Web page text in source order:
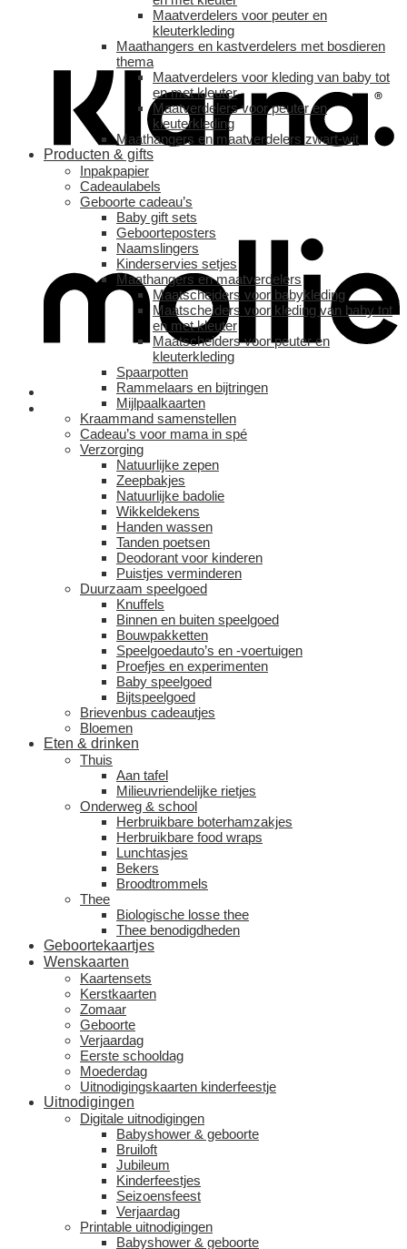
Maatverdelers voor peuter en
kleuterkleding
Maathangers en kastverdelers met bosdieren
thema
Maatverdelers voor kleding van baby tot
en met kleuter
Maatverdelers voor peuter en
kleuterkleding
Maathangers en maatverdelers zwart-wit
Producten & gifts
Inpakpapier
Cadeaulabels
Geboorte cadeau’s
Baby gift sets
Geboorteposters
Naamslingers
Kinderservies setjes
Maathangers en maatverdelers
Maatscheiders voor babykleding
Maatscheiders voor kleding van baby tot
en met kleuter
Maatscheiders voor peuter en
kleuterkleding
Spaarpotten
Rammelaars en bijtringen
Mijlpaalkaarten
Kraammand samenstellen
Cadeau’s voor mama in spé
Verzorging
Natuurlijke zepen
Zeepbakjes
Natuurlijke badolie
Wikkeldekens
Handen wassen
Tanden poetsen
Deodorant voor kinderen
Puistjes verminderen
Duurzaam speelgoed
Knuffels
Binnen en buiten speelgoed
Bouwpakketten
Speelgoedauto’s en -voertuigen
Proefjes en experimenten
Baby speelgoed
Bijtspeelgoed
Brievenbus cadeautjes
Bloemen
Eten & drinken
Thuis
Aan tafel
Milieuvriendelijke rietjes
Onderweg & school
Herbruikbare boterhamzakjes
Herbruikbare food wraps
Lunchtasjes
Bekers
Broodtrommels
Thee
Biologische losse thee
Thee benodigdheden
Geboortekaartjes
Wenskaarten
Kaartensets
Kerstkaarten
Zomaar
Geboorte
Verjaardag
Eerste schooldag
Moederdag
Uitnodigingskaarten kinderfeestje
Uitnodigingen
Digitale uitnodigingen
Babyshower & geboorte
Bruiloft
Jubileum
Kinderfeestjes
Seizoensfeest
Verjaardag
Printable uitnodigingen
Babyshower & geboorte